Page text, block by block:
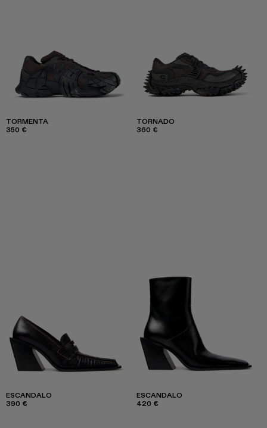
TORMENTA
350 €
TORNADO
360 €
ESCANDALO
390 €
ESCANDALO
420 €